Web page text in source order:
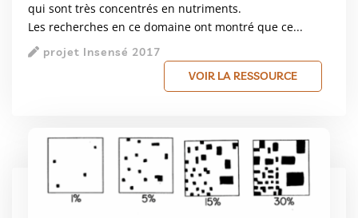
qui sont très concentrés en nutriments.
Les recherches en ce domaine ont montré que ce...
projet Insensé 2017
VOIR LA RESSOURCE